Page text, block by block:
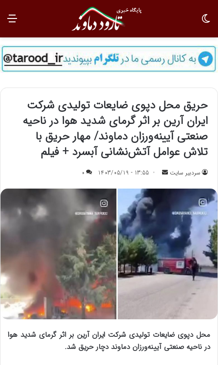
حریق محل دپوی ضایعات تولیدی شرکت
ایران آرین بر اثر گرمای شدید هوا در ناحیه
صنعتی آیینه‌ورزان دماوند/ مهار حریق با
تلاش عوامل آتش‌نشانی آبسرد + فیلم
سردبیر سایت
ه
ا
ی
13:55 - 1403/05/19
0
محل دپوی ضایعات تولیدی شرکت ایران آرین بر اثر گرمای شدید هوا
در ناحیه صنعتی آیینه‌ورزان دماوند دچار حریق شد.